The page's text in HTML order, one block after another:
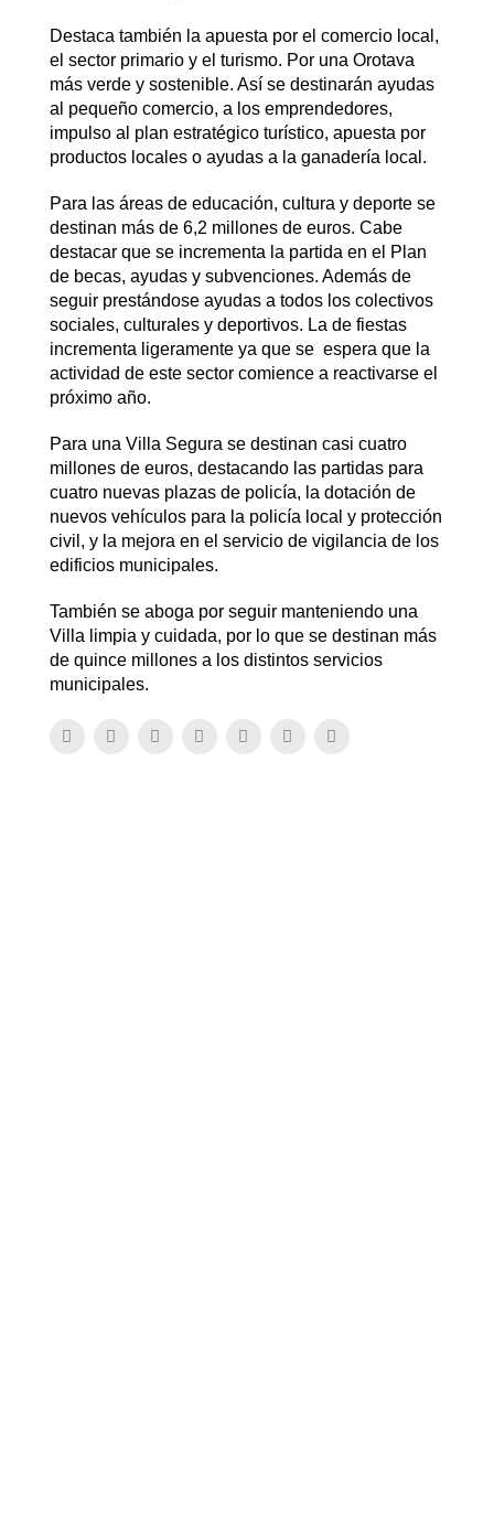
Destaca también la apuesta por el comercio local,
el sector primario y el turismo. Por una Orotava
más verde y sostenible. Así se destinarán ayudas
al pequeño comercio, a los emprendedores,
impulso al plan estratégico turístico, apuesta por
productos locales o ayudas a la ganadería local.
Para las áreas de educación, cultura y deporte se
destinan más de 6,2 millones de euros. Cabe
destacar que se incrementa la partida en el Plan
de becas, ayudas y subvenciones. Además de
seguir prestándose ayudas a todos los colectivos
sociales, culturales y deportivos. La de fiestas
incrementa ligeramente ya que se espera que la
actividad de este sector comience a reactivarse el
próximo año.
Para una Villa Segura se destinan casi cuatro
millones de euros, destacando las partidas para
cuatro nuevas plazas de policía, la dotación de
nuevos vehículos para la policía local y protección
civil, y la mejora en el servicio de vigilancia de los
edificios municipales.
También se aboga por seguir manteniendo una
Villa limpia y cuidada, por lo que se destinan más
de quince millones a los distintos servicios
municipales.